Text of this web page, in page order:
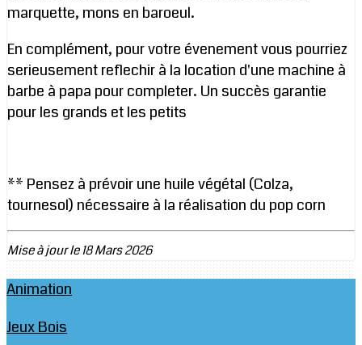
marquette, mons en baroeul.
En complément, pour votre évenement vous pourriez
serieusement reflechir à la location d'une machine à
barbe à papa pour completer. Un succès garantie
pour les grands et les petits
** Pensez à prévoir une huile végétal (Colza,
tournesol) nécessaire à la réalisation du pop corn
Mise à jour le 18 Mars 2026
Animation
Jeux Bois